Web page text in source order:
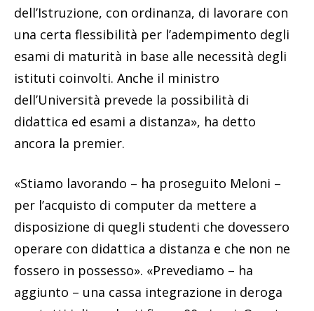
dell’Istruzione, con ordinanza, di lavorare con
una certa flessibilità per l’adempimento degli
esami di maturità in base alle necessità degli
istituti coinvolti. Anche il ministro
dell’Università prevede la possibilità di
didattica ed esami a distanza», ha detto
ancora la premier.
«Stiamo lavorando – ha proseguito Meloni –
per l’acquisto di computer da mettere a
disposizione di quegli studenti che dovessero
operare con didattica a distanza e che non ne
fossero in possesso». «Prevediamo – ha
aggiunto – una cassa integrazione in deroga